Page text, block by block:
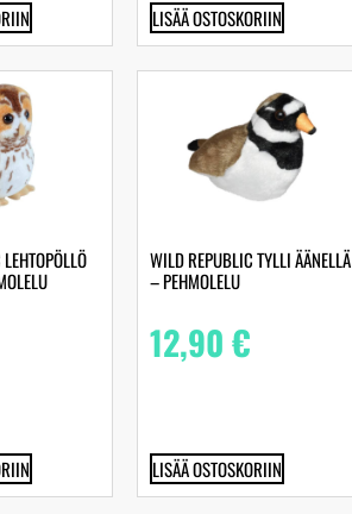
LISÄÄ OSTOSKORIIN
WILD REPUBLIC TYLLI ÄÄNELLÄ
– PEHMOLELU
12,90€
LISÄÄ OSTOSKORIIN